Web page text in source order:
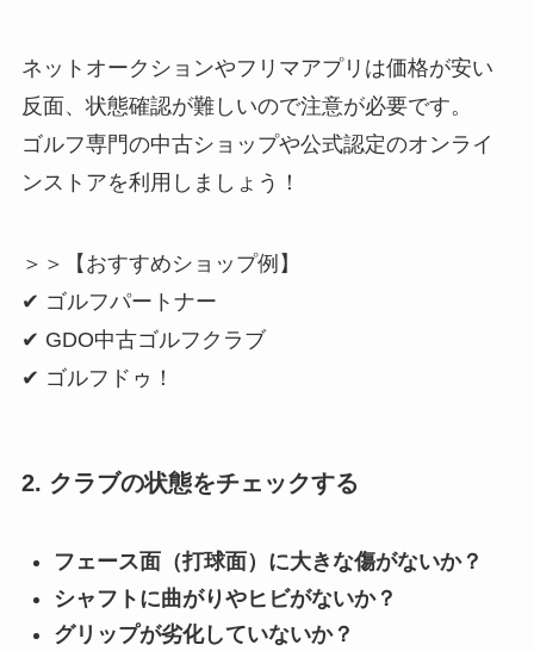
ネットオークションやフリマアプリは価格が安い
反面、状態確認が難しいので注意が必要です。
ゴルフ専門の中古ショップや公式認定のオンライ
ンストアを利用しましょう！
＞＞【おすすめショップ例】
✔ ゴルフパートナー
✔ GDO中古ゴルフクラブ
✔ ゴルフドゥ！
2. クラブの状態をチェックする
フェース面（打球面）に大きな傷がないか？
シャフトに曲がりやヒビがないか？
グリップが劣化していないか？